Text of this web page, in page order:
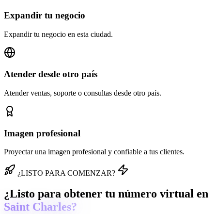
Expandir tu negocio
Expandir tu negocio en esta ciudad.
Atender desde otro país
Atender ventas, soporte o consultas desde otro país.
Imagen profesional
Proyectar una imagen profesional y confiable a tus clientes.
¿LISTO PARA COMENZAR?
¿Listo para obtener tu número virtual en
Saint Charles?